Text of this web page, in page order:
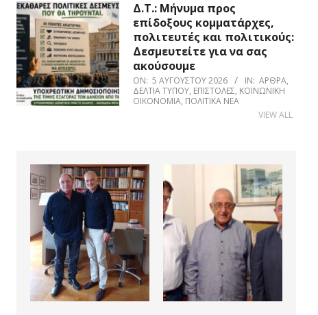
Δ.Τ.: Μήνυμα προς
επίδοξους κομματάρχες,
πολιτευτές και πολιτικούς:
Δεσμευτείτε για να σας
ακούσουμε
ON: 5 ΑΥΓΟΎΣΤΟΥ 2026 IN: ΆΡΘΡΑ,
ΔΕΛΤΊΑ ΤΎΠΟΥ, ΕΠΙΣΤΟΛΈΣ, ΚΟΙΝΩΝΙΚΉ
ΟΙΚΟΝΟΜΊΑ, ΠΟΛΙΤΙΚΆ ΝΈΑ
VIEW ALL